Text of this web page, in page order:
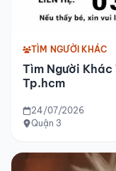
TÌM NGƯỜI KHÁC
Tìm Người
Tp.hcm
24/07/2026
Quận 3